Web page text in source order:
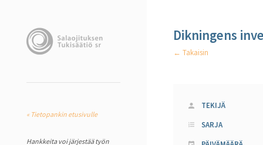
« Tietopankin etusivulle
Hankkeita voi järjestää työn
Dikningens
← Takaisin
TEKIJÄ
SARJA